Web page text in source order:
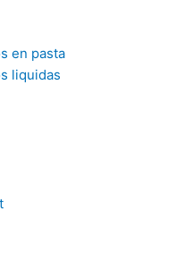
en pasta
liquidas